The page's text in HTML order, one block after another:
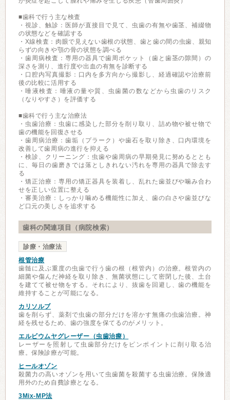
■歯科で行う主な検査
・視診、触診：医師が直接目で見て、虫歯の有無や歯茎、補綴物
の状態などを確認する
・X線検査：肉眼で見えない歯根の状態、歯と歯の間の虫歯、親知
らずの向きや顎の骨の状態を調べる
・歯周病検査：専用の器具で歯周ポケット（歯と歯茎の隙間）の
深さを測り、進行度や出血の有無を診断する
・口腔内写真撮影：口内を多方向から撮影し、経過確認や治療前
後の比較に活用する
・唾液検査：唾液の量や質、虫歯菌の数などから虫歯のリスク
（なりやすさ）を評価する
■歯科で行う主な治療法
・虫歯治療：虫歯に感染した部分を削り取り、詰め物や被せ物で
歯の機能を回復させる
・歯周病治療：歯垢（プラーク）や歯石を取り除き、口内環境を
改善して歯周病の進行を抑える
・検診、クリーニング：虫歯や歯周病の早期発見に努めるととも
に、毎日の歯磨きでは落としきれない汚れを専用の器具で除去す
る
・矯正治療：専用の矯正器具を装着し、乱れた歯並びや噛み合わ
せを正しい位置に整える
・審美治療：しっかり噛める機能性に加え、歯の白さや歯並びな
ど口元の美しさを追求する
歯科の関連項目（病院検索）
診療・治療法
根管治療
歯髄に及ぶ重度の虫歯で行う歯の根（根管内）の治療。根管内の
細菌や傷んだ神経を取り除き、無菌状態にして密閉した後、土台
を建てて被せ物をする。それにより、抜歯を回避し、歯の機能を
維持することが可能になる。
カリソルブ
歯を削らず、薬剤で虫歯の部分だけを溶かす無痛の虫歯治療。神
経を残せるため、歯の強度を保てるのがメリット。
エルビウムヤグレーザー（虫歯治療）
レーザーを照射して虫歯部分だけをピンポイントに削り取る治
療。保険診療が可能。
ヒールオゾン
殺菌力の高いオゾンを用いて虫歯菌を殺菌する虫歯治療。保険適
用外のため自費診療となる。
3Mix-MP法